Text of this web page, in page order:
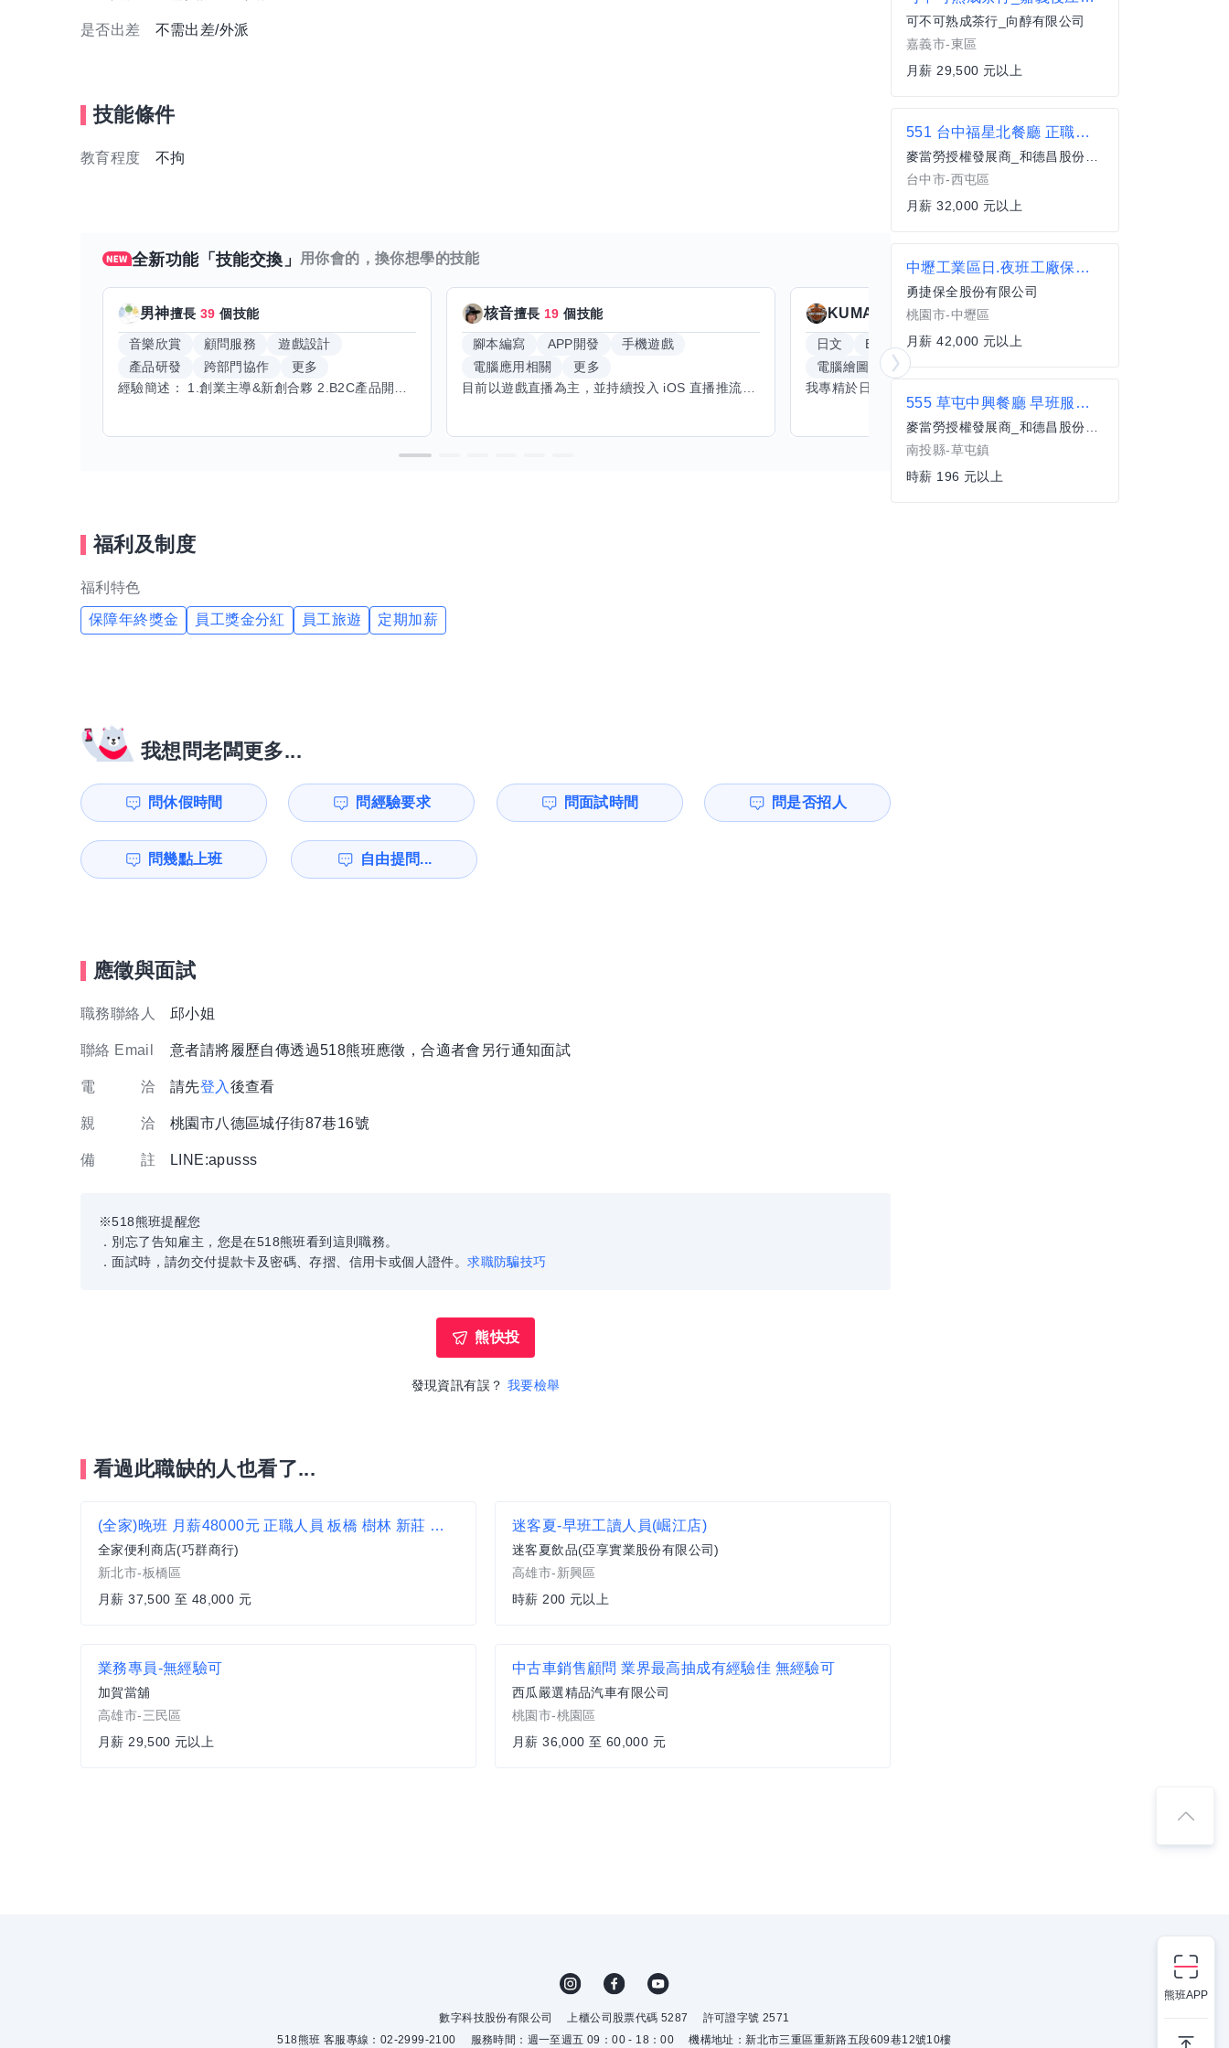
是否出差 不需出差/外派
技能條件
教育程度 不拘
全新功能「技能交換」 用你會的，換你想學的技能
男神擅長39 個技能
音樂欣賞 顧問服務
遊戲設計
產品研發
跨部門協作
更多
經驗簡述： 1.創業主導&新創合夥 2.B2C產品開發運營一條龍 3.AI應用開發與量化研究新創 標籤話題都可以聊，開放交流 找尋共同創業機會，亦歡迎新創收編
核音擅長 19 個技能
腳本編寫 APP開發
手機遊戲
電腦應用相關
更多
目前以遊戲直播為主，並持續投入 iOS 直播推流應用開發。對直播技術、影音串流、AI 應用、內容創作與產品設計有濃厚興趣，平時透過實作累積開發經驗，也持續學習 Godot 遊戲開發、影音剪輯、音樂創作與編曲等相關技術。 希望透過技能交換認識不同背景的夥伴，一起交流開發經驗、Side Project、AI 工作流程、內容創作與職涯發展。如果你也對程式開發、直播技術、設計、美術、Cosplay、造型、化妝、攝影、影音製作、音樂創作等領域有興趣，都很歡迎交流，彼此分享經驗、互相學習，一起成長。
KUMA 19個技能
日文 Excel Word
PowerPoint
電腦繪圖
手繪
福利及制度
福利特色
保障年終獎金 員工獎金分紅 員工旅遊 定期加薪
我想問老闆更多...
問休假時間 問經驗要求 問面試時間 問是否招人
問幾點上班 自由提問...
應徵與面試
職務聯絡人 邱小姐
聯絡 Email 意者請將履歷自傳透過518熊班應徵，合適者會另行通知面試
電 洽 請先登入 後查看
親 洽 桃園市八德區城仔街87巷16號
備 註 LINE:apusss
※518熊班提醒您
．別忘了告知雇主，您是在518熊班看到這則職務。
．面試時，請勿交付提款卡及密碼、存摺、信用卡或個人證件。求職防騙技巧
熊快投
發現資訊有誤？ 我要檢舉
看過此職缺的人也看了...
(全家)晚班 月薪48000元 正職人員 板橋 樹林 新莊 便利商店 超商 非7-11 非統一 四維市場 四維路 民有街
全家便利商店(巧群商行)
新北市-板橋區
月薪 37,500 至 48,000 元
迷客夏-早班工讀人員(崛江店)
迷客夏飲品(亞享實業股份有限公司)
高雄市-新興區
時薪 200 元以上
業務專員-無經驗可
加賀當舖
高雄市-三民區
月薪 29,500 元以上
中古車銷售顧問 業界最高抽成有經驗佳 無經驗可
西瓜嚴選精品汽車有限公司
桃園市-桃園區
月薪 36,000 至 60,000 元
可不可熟成茶行_向醇有限公司
嘉義市-東區
月薪 29,500 元以上
551 台中福星北餐廳 正職服務員(全職)
麥當勞授權發展商_和德昌股份有限公司
台中市-西屯區
月薪 32,000 元以上
中壢工業區日.夜班工廠保全員
勇捷保全股份有限公司
桃園市-中壢區
月薪 42,000 元以上
555 草屯中興餐廳 早班服務員(兼職)
麥當勞授權發展商_和德昌股份有限公司
南投縣-草屯鎮
時薪 196 元以上
熊班APP
數字科技股份有限公司
上櫃公司股票代碼 5287
許可證字號 2571
518熊班 客服專線：02-2999-2100
服務時間：週一至週五 09：00 - 18：00 機構地址：新北市三重區重新路五段609巷12號10樓